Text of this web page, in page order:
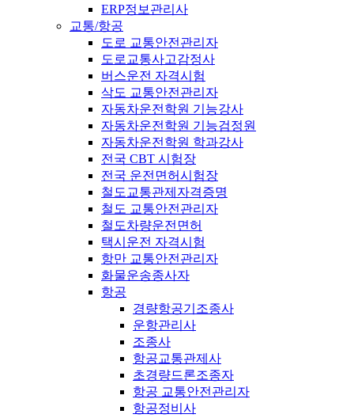
ERP정보관리사
교통/항공
도로 교통안전관리자
도로교통사고감정사
버스운전 자격시험
삭도 교통안전관리자
자동차운전학원 기능강사
자동차운전학원 기능검정원
자동차운전학원 학과강사
전국 CBT 시험장
전국 운전면허시험장
철도교통관제자격증명
철도 교통안전관리자
철도차량운전면허
택시운전 자격시험
항만 교통안전관리자
화물운송종사자
항공
경량항공기조종사
운항관리사
조종사
항공교통관제사
초경량드론조종자
항공 교통안전관리자
항공정비사